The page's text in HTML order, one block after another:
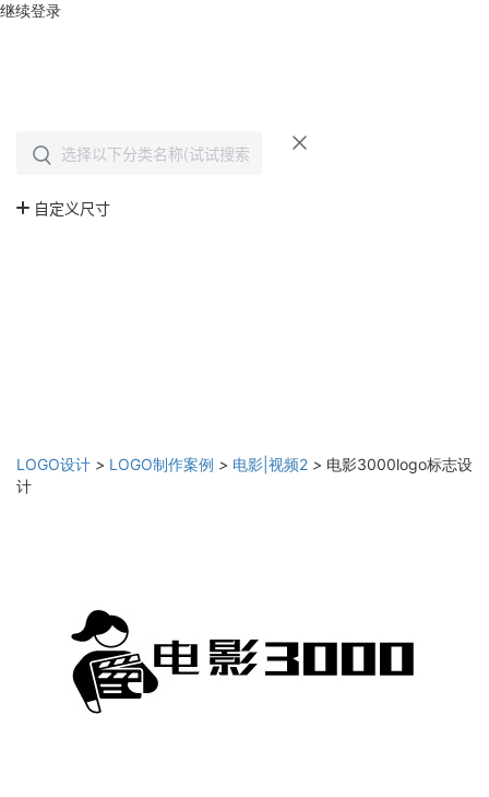
继续登录
LOGO设计 > LOGO制作案例 > 电影|视频2 > 电影3000logo标志设
计